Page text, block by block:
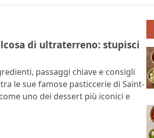
di ultraterreno: stupisci
passaggi chiave e consigli
le sue famose pasticcerie di Saint-
uno dei dessert più iconici e